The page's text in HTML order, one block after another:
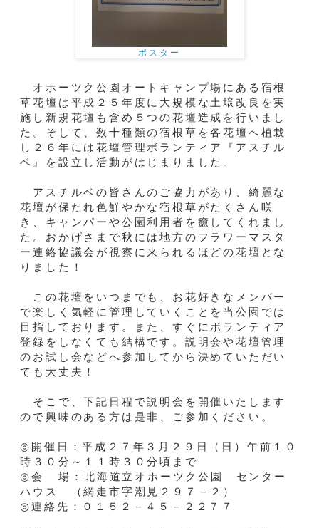
ポスター
オホーツク公園オートキャンプ場にある宿根
草花壇は平成２５年度に大規模な土壌改良を実
施し新規花壇も含め５つの花壇造成を行いまし
た。そして、数十種類の宿根草を各花壇へ植栽
し２６年には花壇管理ボランティア『アスチル
ベ』を設立し活動がはじまりました。
アスチルベの皆さんのご協力があり、綺麗な
花壇が保たれ色鮮やかな宿根草がたくさん咲
き、キャンパーや公園利用者を癒してくれまし
た。おかげさまで秋には地方のフラワーマスタ
ー連絡協議会が視察に来られるほどの花壇とな
りました！
この花壇をいつまでも、お花好きなメンバー
で楽しく気軽に管理していくことを当公園では
目指しております。また、すぐにボランティア
登録をしなくても結構です。説明会や花壇管理
のお試し会などへ参加してから決めていただい
ても大丈夫！
そこで、下記日程で説明会を開催いたします
ので興味のある方は是非、ご参加ください。
◎開催日：平成２７年３月２９日（日）午前１０
時３０分～１１時３０分頃まで
◎会 場：北海道立オホーツク公園 センター
ハウス （網走市字潮見２９７－２）
◎連絡先：０１５２－４５－２２７７